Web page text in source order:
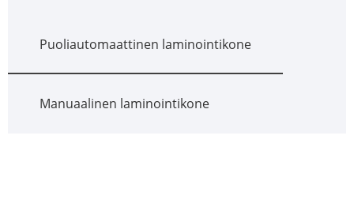
Puoliautomaattinen laminointikone
Manuaalinen laminointikone